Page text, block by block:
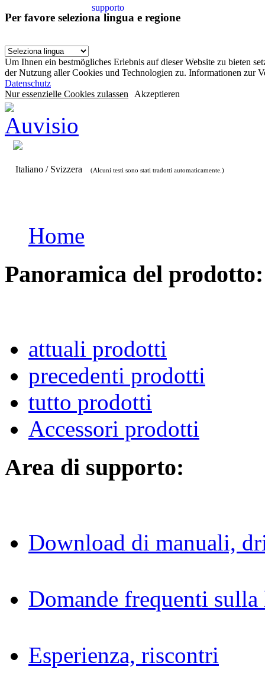
Per favore seleziona lingua e regione
Um Ihnen ein bestmögliches Erlebnis auf dieser Website zu bieten
der Nutzung aller Cookies und Technologien zu. Informationen zur
Datenschutz
Nur essenzielle Cookies zulassen Akzeptieren
Italiano / Svizzera (Alcuni testi sono stati tradotti automaticamente.)
Home
Panoramica del prodotto:
attuali prodotti
precedenti prodotti
tutto prodotti
Accessori prodotti
Area di supporto:
Download di manuali,
Domande frequenti
Esperienza, riscontri
supporto